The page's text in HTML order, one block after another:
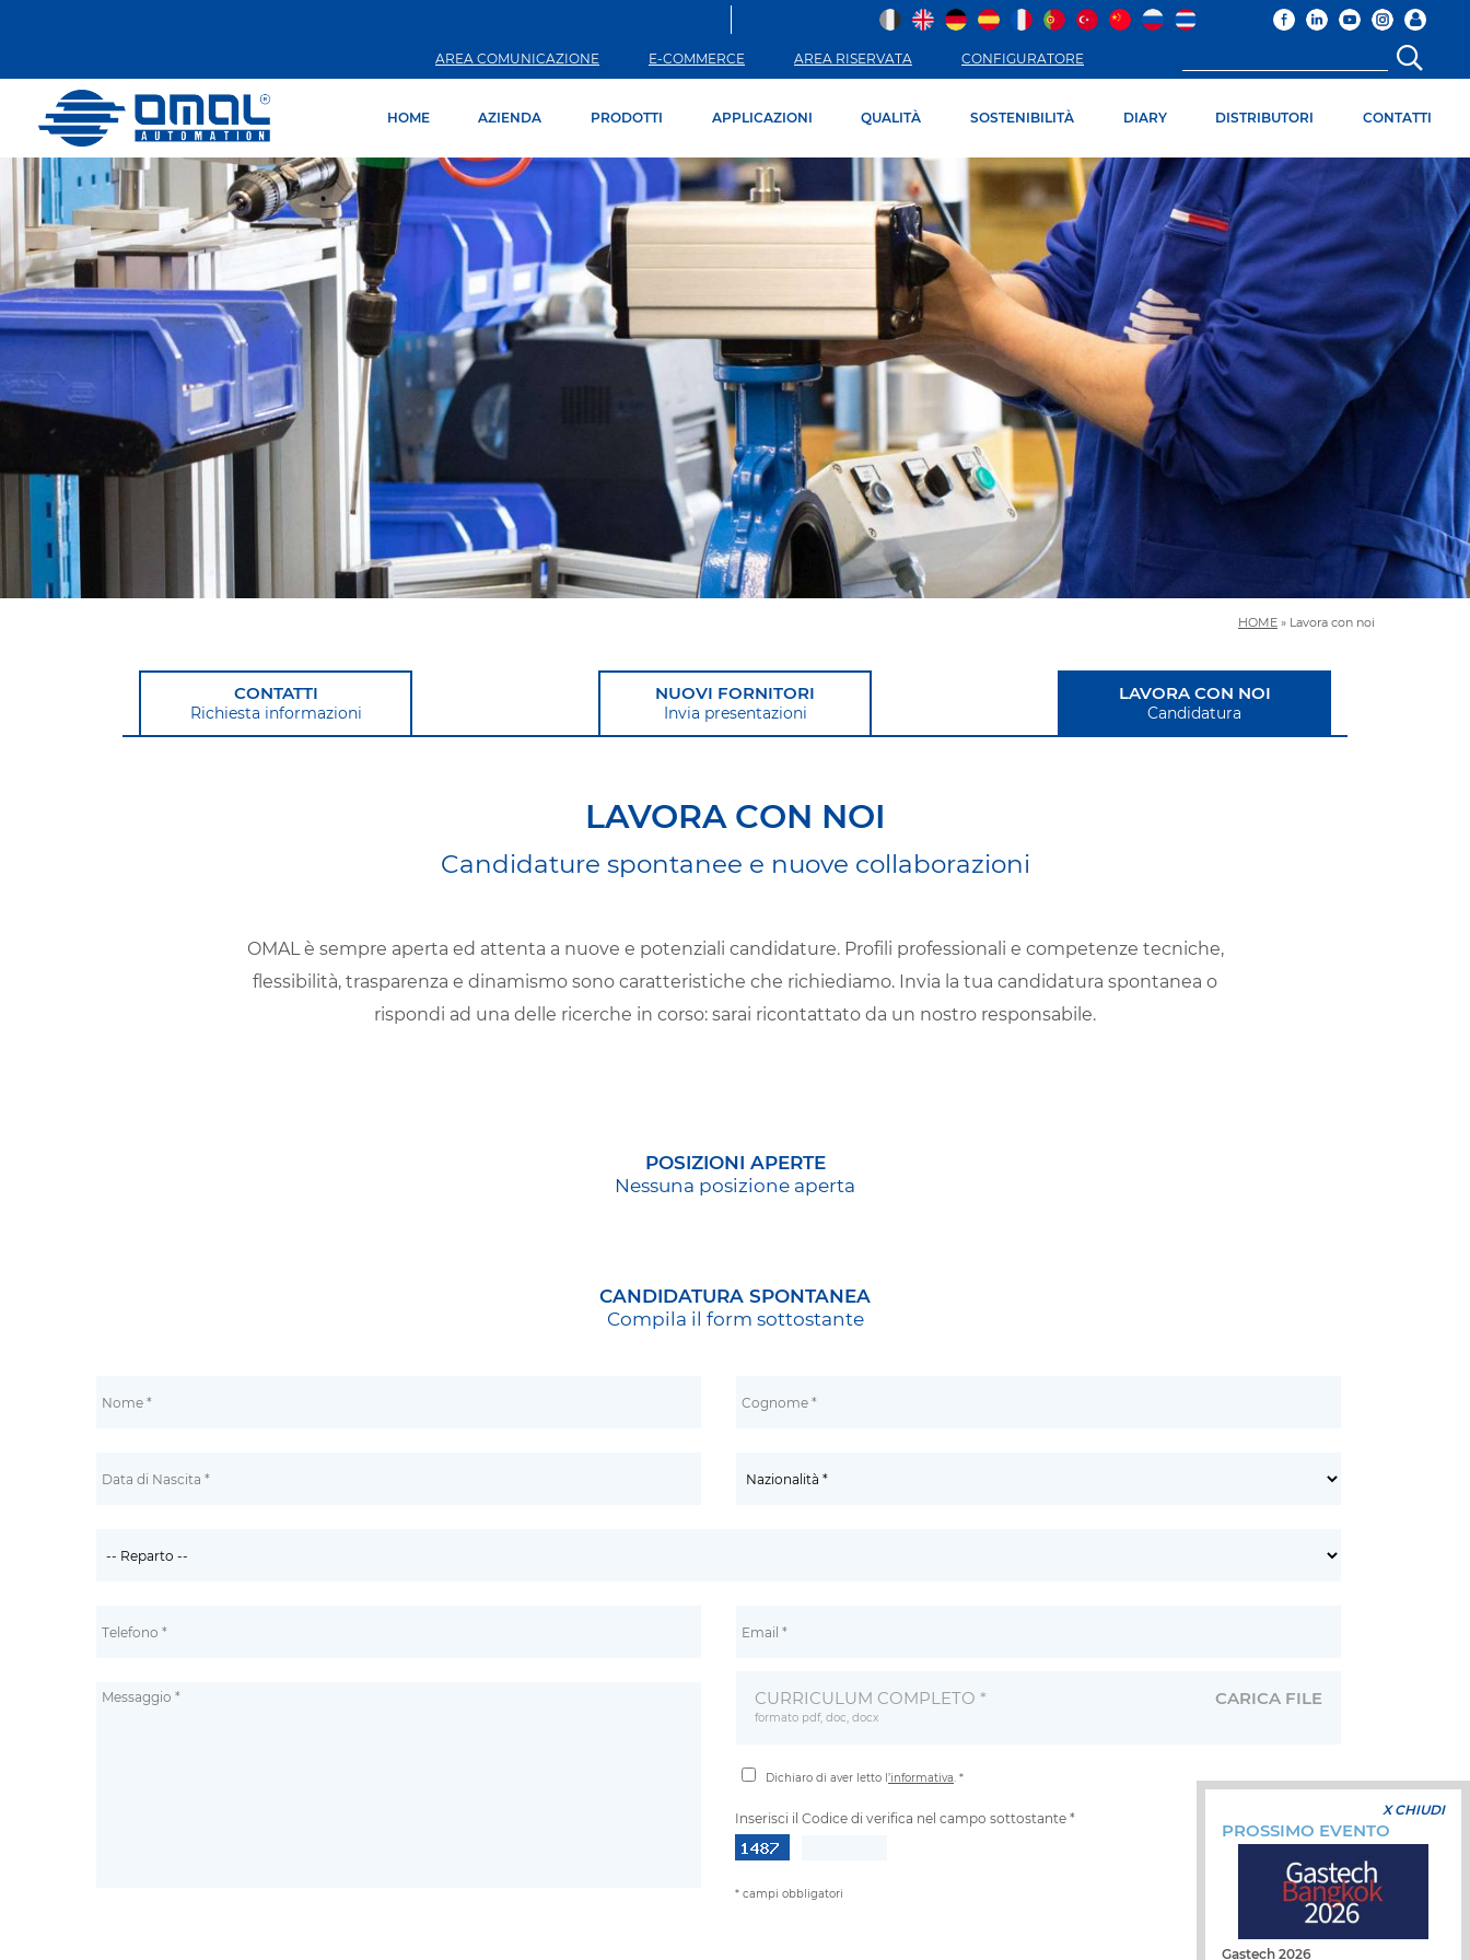
AREA COMUNICAZIONE E-COMMERCE AREA RISERVATA CONFIGURATORE
HOME AZIENDA PRODOTTI APPLICAZIONI QUALITÀ SOSTENIBILITÀ DIARY DISTRIBUTORI CONTATTI
HOME » Lavora con noi
CONTATTI
Richiesta informazioni
NUOVI FORNITORI
Invia presentazioni
LAVORA CON NOI
Candidatura
LAVORA CON NOI
Candidature spontanee e nuove collaborazioni
OMAL è sempre aperta ed attenta a nuove e potenziali candidature. Profili professionali e competenze tecniche,
flessibilità, trasparenza e dinamismo sono caratteristiche che richiediamo. Invia la tua candidatura spontanea o
rispondi ad una delle ricerche in corso: sarai ricontattato da un nostro responsabile.
POSIZIONI APERTE
Nessuna posizione aperta
CANDIDATURA SPONTANEA
Compila il form sottostante
CURRICULUM COMPLETO *
formato pdf, doc, docx
CARICA FILE
Dichiaro di aver letto l’informativa. *
Inserisci il Codice di verifica nel campo sottostante *
* campi obbligatori
INVIA
X CHIUDI
PROSSIMO EVENTO
Gastech 2026